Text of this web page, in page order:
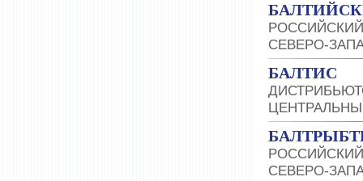
СЕВЕРО-
БАЛТИС
СЕВЕРО-